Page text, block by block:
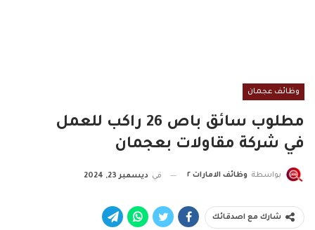
وظائف عجمان
مطلوب سائق باص 26 راكب للعمل
في شركة مقاولات بعجمان
بواسطة وظائف الامارات ٢ في ديسمبر 23, 2024
شارك مع اصدقائك